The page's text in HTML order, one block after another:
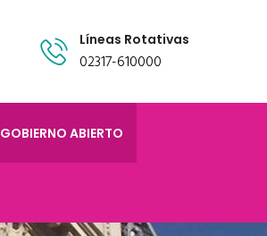
Líneas Rotativas
02317-610000
GOBIERNO ABIERTO